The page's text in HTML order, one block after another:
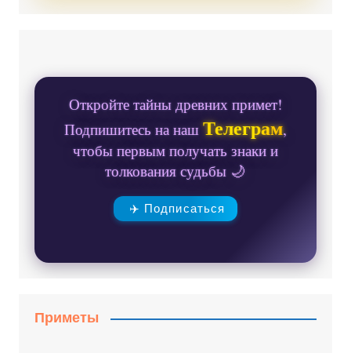
Откройте тайны древних примет!
Подпишитесь на нашТелеграм,
чтобы первым получать знаки и
толкования судьбы 🌙
✈️ Подписаться
Приметы